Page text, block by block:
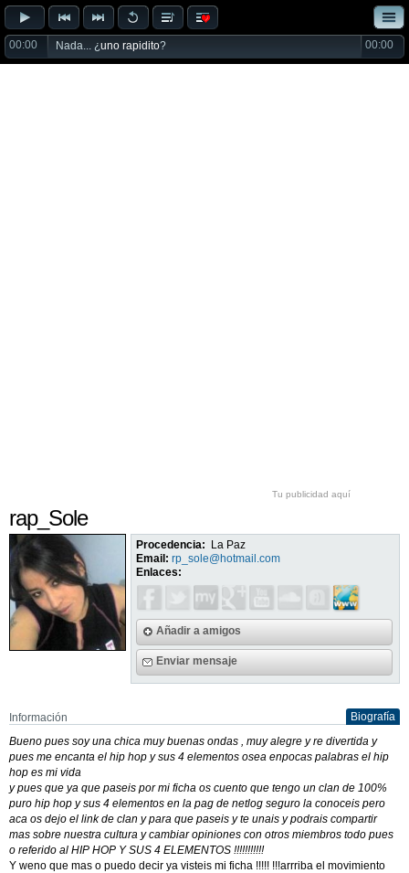
00:00 Nada... ¿uno rapidito? 00:00
Tu publicidad aquí
rap_Sole
Procedencia:
La Paz
Email: rp_sole@hotmail.com
Enlaces:
Añadir a amigos
Enviar mensaje
Información
Biografía
Bueno pues soy una chica muy buenas ondas , muy alegre y re divertida y
pues me encanta el hip hop y sus 4 elementos osea enpocas palabras el hip
hop es mi vida
y pues que ya que paseis por mi ficha os cuento que tengo un clan de 100%
puro hip hop y sus 4 elementos en la pag de netlog seguro la conoceis pero
aca os dejo el link de clan y para que paseis y te unais y podrais compartir
mas sobre nuestra cultura y cambiar opiniones con otros miembros todo pues
o referido al HIP HOP Y SUS 4 ELEMENTOS !!!!!!!!!!!
Y weno que mas o puedo decir ya visteis mi ficha !!!!! !!!arrriba el movimiento